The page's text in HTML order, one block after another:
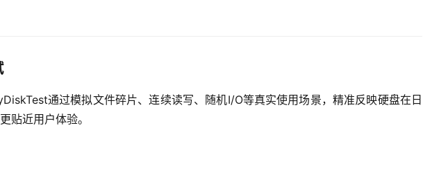
通过模拟文件碎片、连续读写、随机I/O等真实使用场景，精准反映硬盘在日
贴近用户体验。